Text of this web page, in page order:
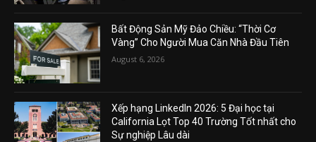
Bất Động Sản Mỹ Đảo Chiều: “Thời Cơ
Vàng” Cho Người Mua Căn Nhà Đầu Tiên
August 6, 2026
Xếp hạng LinkedIn 2026: 5 Đại học tại
California Lọt Top 40 Trường Tốt nhất cho
Sự nghiệp Lâu dài